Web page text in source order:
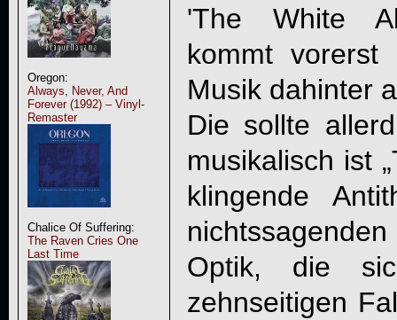
Oregon:
Always, Never, And
Forever (1992) – Vinyl-
Remaster
Chalice Of Suffering:
The Raven Cries One
Last Time
'The White
kommt
Musik dahinter
Die sollte
musikalisch ist „
klingende
Optik, die
zehnseitigen